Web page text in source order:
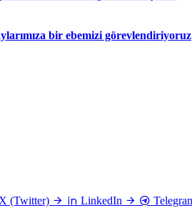
bir ebemizi görevlendiriyoruz
X (Twitter) LinkedIn